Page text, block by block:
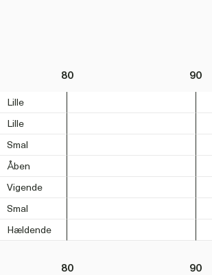
80 90
Lille
Lille
Smal
Åben
Vigende
Smal
Hældende
80 90